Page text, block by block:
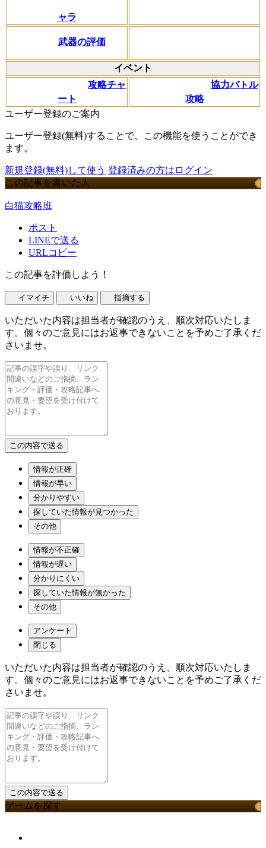
ャラ
武器の評価
イベント
攻略チャ
ート
協力バトル
攻略
ユーザー登録のご案内
ユーザー登録(無料)することで、この機能を使うことができ
ます。
新規登録(無料)して使う 登録済みの方はログイン
この記事を書いた人
白猫攻略班
ポスト
LINEで送る
URLコピー
この記事を評価しよう！
イマイチ いいね 指摘する
いただいた内容は担当者が確認のうえ、順次対応いたしま
す。個々のご意見にはお返事できないことを予めご了承くだ
さいませ。
情報が正確
情報が早い
分かりやすい
探していた情報が見つかった
その他
情報が不正確
情報が遅い
分かりにくい
探していた情報が無かった
その他
アンケート
閉じる
いただいた内容は担当者が確認のうえ、順次対応いたしま
す。個々のご意見にはお返事できないことを予めご了承くだ
さいませ。
ゲームを探す